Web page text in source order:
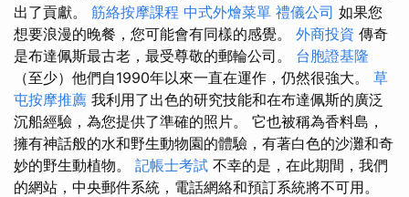
出了貢獻。 筋絡按摩課程 中式外燴菜單 禮儀公司 如果您
想要浪漫的晚餐，您可能會有同樣的感覺。 外商投資 傳奇
是布達佩斯最古老，最受尊敬的郵輪公司。 台胞證基隆
（至少）他們自1990年以來一直在運作，仍然很強大。 草
屯按摩推薦 我利用了出色的研究技能和在布達佩斯的廣泛
沉船經驗，為您提供了準確的照片。 它也被稱為香料島，
擁有神話般的水和野生動物園的體驗，有著白色的沙灘和奇
妙的野生動植物。 記帳士考試 不幸的是，在此期間，我們
的網站，中央郵件系統，電話網絡和預訂系統將不可用。